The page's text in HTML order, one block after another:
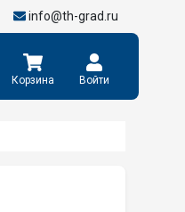
info@th-grad.ru
Корзина Войти